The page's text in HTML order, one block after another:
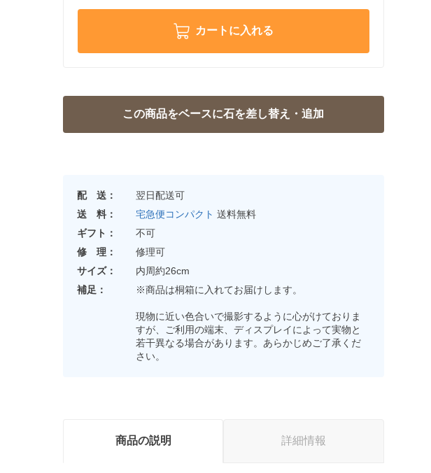
カートに入れる
配 送：
翌日配送可
送 料：
宅急便コンパクト 送料無料
ギフト：
不可
修 理：
修理可
サイズ：
内周約26cm
補足：
※商品は桐箱に入れてお届けします。
現物に近い色合いで撮影するように心がけておりま
すが、ご利用の端末、ディスプレイによって実物と
若干異なる場合があります。あらかじめご了承くだ
さい。
商品の説明 詳細情報